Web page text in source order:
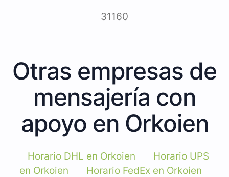
31160
Otras empresas de
mensajería con
apoyo en Orkoien
Horario DHL en Orkoien
Horario UPS
en Orkoien
Horario FedEx en Orkoien